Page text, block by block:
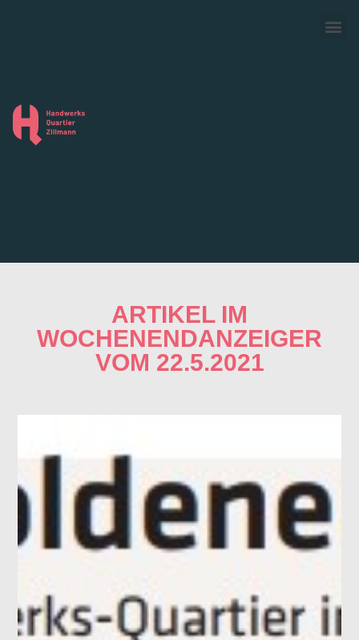
ARTIKEL IM
WOCHENENDANZEIGER
VOM 22.5.2021